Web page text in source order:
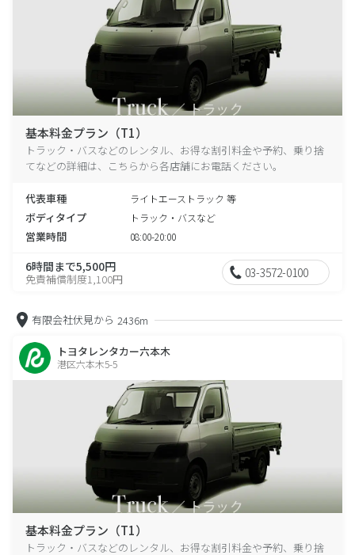
基本料金プラン（T1）
トラック・バスなどのレンタル、お得な割引料金や予約、乗り捨
てなどの詳細は、こちらから各店舗にお電話ください。
代表車種 ライトエーストラック 等
ボディタイプ トラック・バスなど
営業時間 08:00-20:00
6時間まで5,500円
免責補償制度1,100円 03-3572-0100
有限会社伏見から 2436m
トヨタレンタカー六本木
港区六本木5-5
基本料金プラン（T1）
トラック・バスなどのレンタル、お得な割引料金や予約、乗り捨